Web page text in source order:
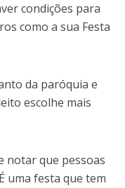
condições para
como a sua Festa
da paróquia e
escolhe mais
notar que pessoas
uma festa que tem